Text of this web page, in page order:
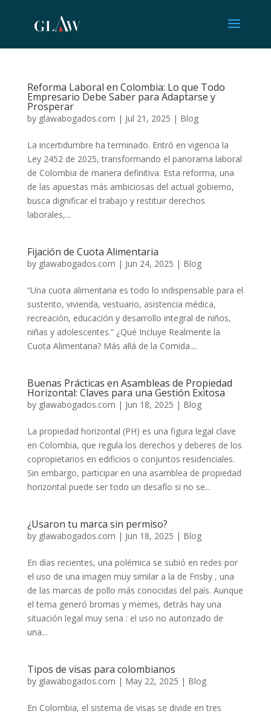
Reforma Laboral en Colombia: Lo que Todo
Empresario Debe Saber para Adaptarse y
Prosperar
by glawabogados.com | Jul 21, 2025 | Blog
La incertidumbre ha terminado. Entró en vigencia la
Ley 2452 de 2025, transformando el panorama laboral
de Colombia de manera definitiva. Esta reforma, una
de las apuestas más ambiciosas del actual gobierno,
busca dignificar el trabajo y restituir derechos
laborales,...
Fijación de Cuota Alimentaria
by glawabogados.com | Jun 24, 2025 | Blog
“Una cuota alimentaria es todo lo indispensable para el
sustento, vivienda, vestuario, asistencia médica,
recreación, educación y desarrollo integral de niños,
niñas y adolescentes.” ¿Qué Incluye Realmente la
Cuota Alimentaria? Más allá de la Comida....
Buenas Prácticas en Asambleas de Propiedad
Horizontal: Claves para una Gestión Exitosa
by glawabogados.com | Jun 18, 2025 | Blog
La propiedad horizontal (PH) es una figura legal clave
en Colombia, que regula los derechos y deberes de los
copropietarios en edificios o conjuntos residenciales.
Sin embargo, participar en una asamblea de propiedad
horizontal puede ser todo un desafío si no se...
¿Usaron tu marca sin permiso?
by glawabogados.com | Jun 18, 2025 | Blog
En días recientes, una polémica se subió en redes por
el uso de una imagen muy similar a la de Frisby , una
de las marcas de pollo más conocidas del país. Aunque
el tema generó bromas y memes, detrás hay una
situación legal muy seria : el uso no autorizado de
una...
Tipos de visas para colombianos
by glawabogados.com | May 22, 2025 | Blog
En Colombia, el sistema de visas se divide en tres